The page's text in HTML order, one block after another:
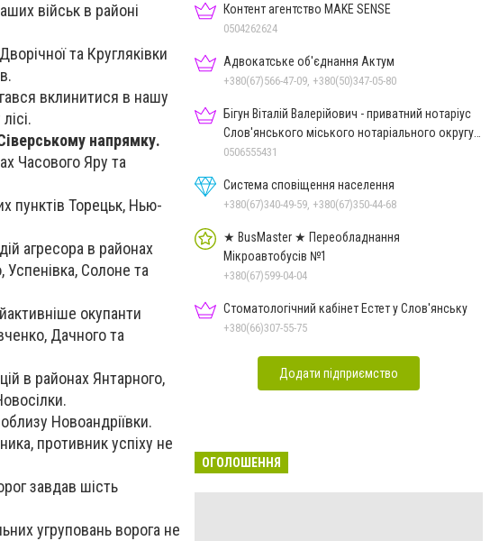
військ в районі
та Кругляківки
вклинитися в нашу
напрямку.
Часового Яру та
пунктів Торецьк, Нью-
агресора в районах
Солоне та
окупанти
Дачного та
в районах Янтарного,
Новоандріївки.
противник успіху не
завдав шість
угруповань ворога не
Контент агентство MAKE SENSE
0504262624
Адвокатське об'єднання Актум
+380(67)566-47-09, +380(50)347-05-80
Бігун Віталій Валерійович - приватний нотаріус
Слов'янського міського нотаріального округу
Дон.обл.
0506555431
Система сповіщення населення
+380(67)340-49-59, +380(67)350-44-68
★ BusMaster ★ Переобладнання
Мікроавтобусів №1
+380(67)599-04-04
Стоматологічний кабінет Естет у Слов'янську
+380(66)307-55-75
Додати підприємство
ОГОЛОШЕННЯ